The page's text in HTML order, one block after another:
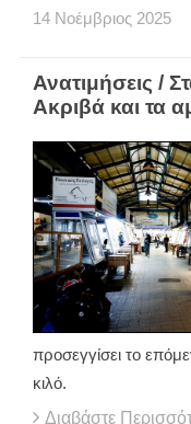
14 Νοέμβριος 2025
Ανατιμήσεις /
Ακριβά και τα
προσεγγίσει το
κιλό.
Διαβάστε